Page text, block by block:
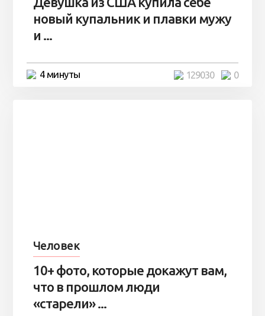
новый купальник и плавки мужу
и ...
4 минуты 0
129030
Человек
10+ фото, которые докажут вам,
что в прошлом люди
«старели» ...